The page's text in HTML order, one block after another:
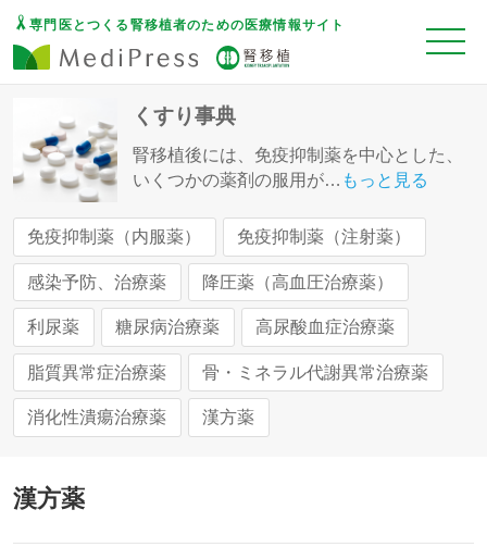
専門医とつくる腎移植者のための医療情報サイト
くすり事典
腎移植後には、免疫抑制薬を中心とした、
いくつかの薬剤の服用が… もっと見る
免疫抑制薬（内服薬） 免疫抑制薬（注射薬）
感染予防、治療薬 降圧薬（高血圧治療薬）
利尿薬 糖尿病治療薬 高尿酸血症治療薬
脂質異常症治療薬 骨・ミネラル代謝異常治療薬
消化性潰瘍治療薬 漢方薬
漢方薬